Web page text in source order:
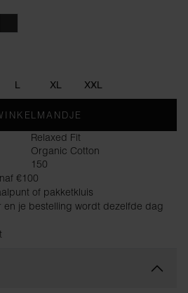
L XL XXL
Relaxed Fit
Organic Cotton
150
€100
of pakketkluis
en je bestelling wordt dezelfde dag